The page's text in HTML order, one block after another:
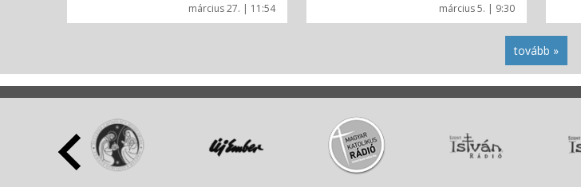
március 27. | 11:54 március 5. | 9:30
tovább »